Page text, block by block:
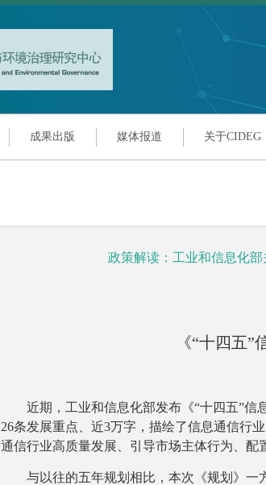
成果出版 媒体报道 关于CIDEG
政策解读：工业和信息化
《“十四五
近期，工业和信息化部发布《“十四五”信
26条发展重点、近3万字，描绘了信息通信行
通信行业高质量发展、引导市场主体行为、配
与以往的五年规划相比，本次《规划》